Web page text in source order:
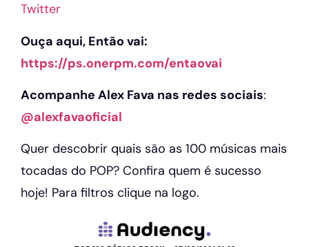
Twitter
Ouça aqui, Então vai:
https://ps.onerpm.com/entaovai
Acompanhe Alex Fava nas redes sociais:
@alexfavaoficial
Quer descobrir quais são as 100 músicas mais
tocadas do POP? Confira quem é sucesso
hoje! Para filtros clique na logo.